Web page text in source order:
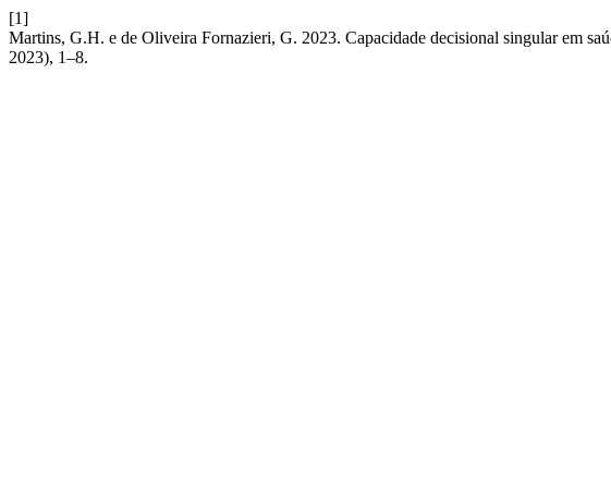
[1]
Martins, G.H. e de Oliveira Fornazieri, G. 2023. Capacidade decisional singular em
2023), 1–8.